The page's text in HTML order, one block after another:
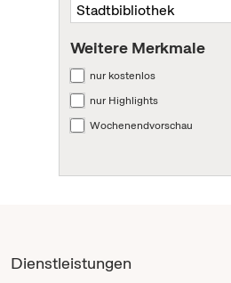
Weitere Merkmale
nur kostenlos
nur Highlights
Wochenendvorschau
Dienstleistungen